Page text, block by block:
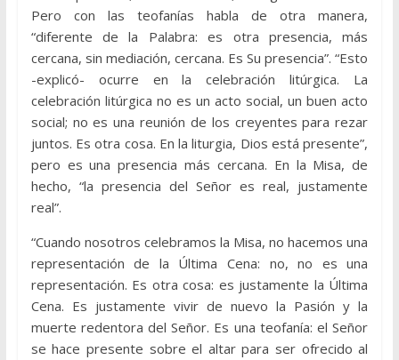
Pero con las teofanías habla de otra manera,
“diferente de la Palabra: es otra presencia, más
cercana, sin mediación, cercana. Es Su presencia”. “Esto
-explicó- ocurre en la celebración litúrgica. La
celebración litúrgica no es un acto social, un buen acto
social; no es una reunión de los creyentes para rezar
juntos. Es otra cosa. En la liturgia, Dios está presente”,
pero es una presencia más cercana. En la Misa, de
hecho, “la presencia del Señor es real, justamente
real”.
“Cuando nosotros celebramos la Misa, no hacemos una
representación de la Última Cena: no, no es una
representación. Es otra cosa: es justamente la Última
Cena. Es justamente vivir de nuevo la Pasión y la
muerte redentora del Señor. Es una teofanía: el Señor
se hace presente sobre el altar para ser ofrecido al